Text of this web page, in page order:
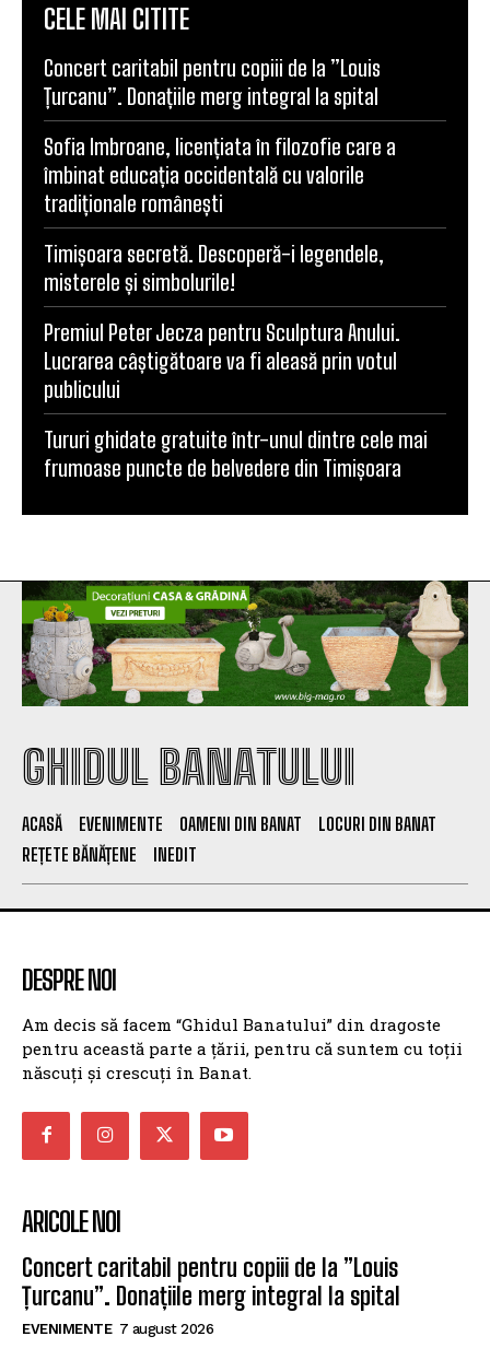
CELE MAI CITITE
Concert caritabil pentru copiii de la ”Louis
Țurcanu”. Donațiile merg integral la spital
Sofia Imbroane, licențiata în filozofie care a
îmbinat educația occidentală cu valorile
tradiționale românești
Timișoara secretă. Descoperă-i legendele,
misterele și simbolurile!
Premiul Peter Jecza pentru Sculptura Anului.
Lucrarea câștigătoare va fi aleasă prin votul
publicului
Tururi ghidate gratuite într-unul dintre cele mai
frumoase puncte de belvedere din Timișoara
GHIDUL BANATULUI
ACASĂ EVENIMENTE OAMENI DIN BANAT
LOCURI DIN BANAT
REȚETE BĂNĂȚENE
INEDIT
DESPRE NOI
Am decis să facem “Ghidul Banatului” din dragoste
pentru această parte a țării, pentru că suntem cu toții
născuți și crescuți în Banat.
ARICOLE NOI
Concert caritabil pentru copiii de la ”Louis
Țurcanu”. Donațiile merg integral la spital
EVENIMENTE 7 august 2026